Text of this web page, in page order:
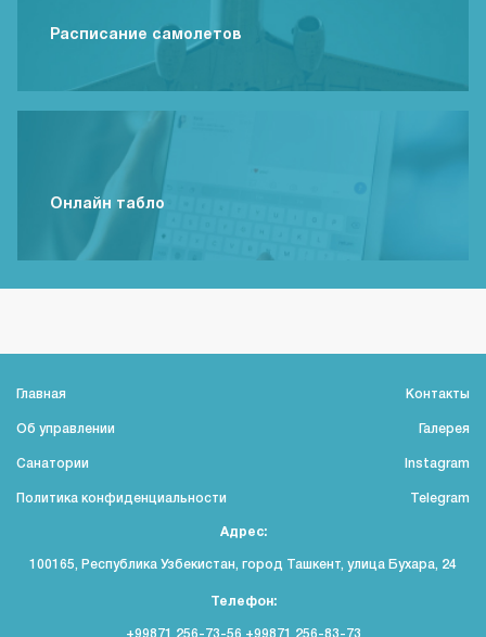
Расписание самолетов
Онлайн табло
Главная
Об управлении
Санатории
Политика конфиденциальности
Контакты
Галерея
Instagram
Telegram
Адрес:
100165, Республика Узбекистан, город Ташкент, улица Бухара, 24
Телефон:
+99871 256-73-56 +99871 256-83-73